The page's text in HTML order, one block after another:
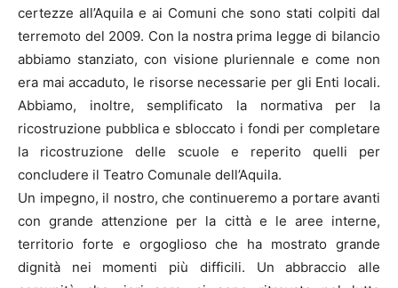
certezze all’Aquila e ai Comuni che sono stati colpiti dal
terremoto del 2009. Con la nostra prima legge di bilancio
abbiamo stanziato, con visione pluriennale e come non
era mai accaduto, le risorse necessarie per gli Enti locali.
Abbiamo, inoltre, semplificato la normativa per la
ricostruzione pubblica e sbloccato i fondi per completare
la ricostruzione delle scuole e reperito quelli per
concludere il Teatro Comunale dell’Aquila.
Un impegno, il nostro, che continueremo a portare avanti
con grande attenzione per la città e le aree interne,
territorio forte e orgoglioso che ha mostrato grande
dignità nei momenti più difficili. Un abbraccio alle